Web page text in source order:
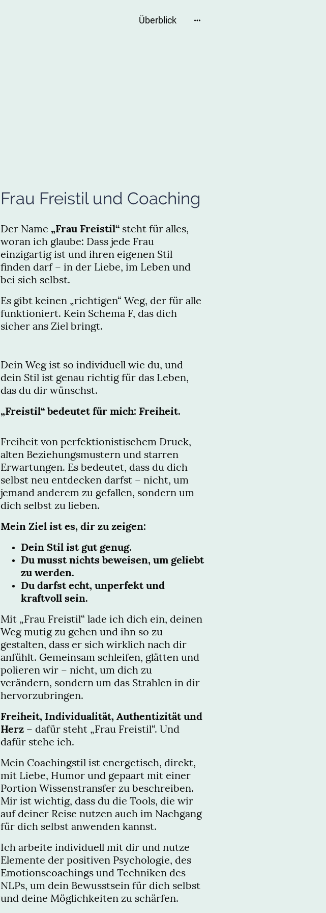
Überblick
Frau Freistil und Coaching
Der Name „Frau Freistil“ steht für alles,
woran ich glaube: Dass jede Frau
einzigartig ist und ihren eigenen Stil
finden darf – in der Liebe, im Leben und
bei sich selbst.
Es gibt keinen „richtigen“ Weg, der für alle
funktioniert. Kein Schema F, das dich
sicher ans Ziel bringt.
Dein Weg ist so individuell wie du, und
dein Stil ist genau richtig für das Leben,
das du dir wünschst.
„Freistil“ bedeutet für mich: Freiheit.
Freiheit von perfektionistischem Druck,
alten Beziehungsmustern und starren
Erwartungen. Es bedeutet, dass du dich
selbst neu entdecken darfst – nicht, um
jemand anderem zu gefallen, sondern um
dich selbst zu lieben.
Mein Ziel ist es, dir zu zeigen:
Dein Stil ist gut genug.
Du musst nichts beweisen, um geliebt
zu werden.
Du darfst echt, unperfekt und
kraftvoll sein.
Mit „Frau Freistil“ lade ich dich ein, deinen
Weg mutig zu gehen und ihn so zu
gestalten, dass er sich wirklich nach dir
anfühlt. Gemeinsam schleifen, glätten und
polieren wir – nicht, um dich zu
verändern, sondern um das Strahlen in dir
hervorzubringen.
Freiheit, Individualität, Authentizität und
Herz – dafür steht „Frau Freistil“. Und
dafür stehe ich.
Mein Coachingstil ist energetisch, direkt,
mit Liebe, Humor und gepaart mit einer
Portion Wissenstransfer zu beschreiben.
Mir ist wichtig, dass du die Tools, die wir
auf deiner Reise nutzen auch im Nachgang
für dich selbst anwenden kannst.
Ich arbeite individuell mit dir und nutze
Elemente der positiven Psychologie, des
Emotionscoachings und Techniken des
NLPs, um dein Bewusstsein für dich selbst
und deine Möglichkeiten zu schärfen.